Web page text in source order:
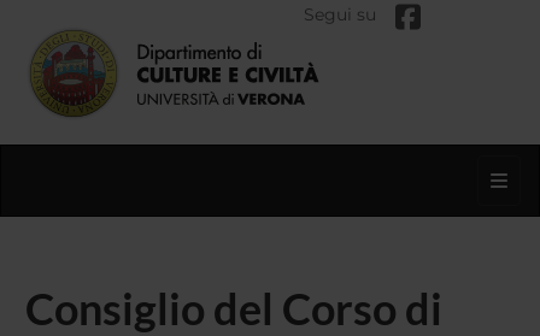
Segui su
Consiglio del Corso di